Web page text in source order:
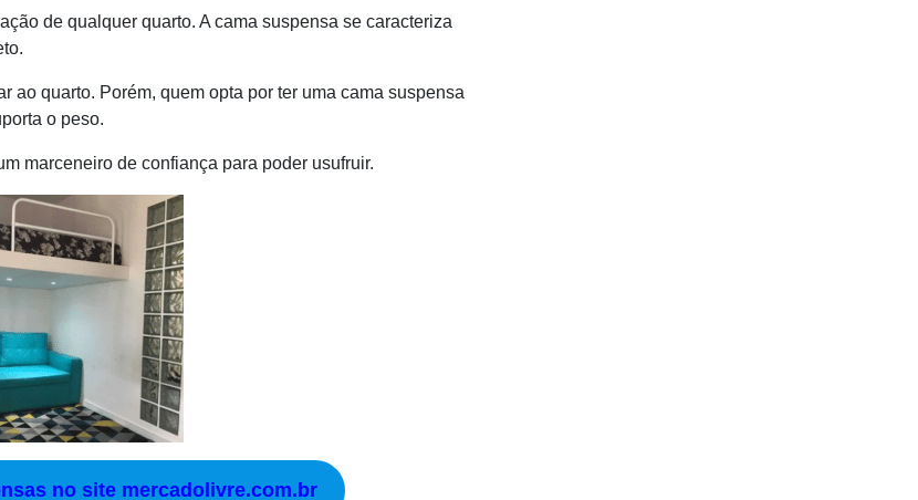
de qualquer quarto. A cama suspensa se caracteriza
ao quarto. Porém, quem opta por ter uma cama suspensa
o peso.
marceneiro de confiança para poder usufruir.
no site mercadolivre.com.br